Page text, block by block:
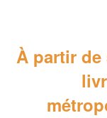
À partir de